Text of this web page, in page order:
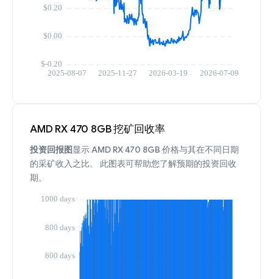
AMD RX 470 8GB 挖矿回收率
投资回报图显示 AMD RX 470 8GB 价格与其在不同日期
的采矿收入之比。 此图表可帮助您了解预期的投资回收
期。